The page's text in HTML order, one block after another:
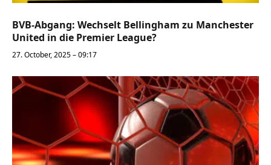
BVB-Abgang: Wechselt Bellingham zu Manchester
United in die Premier League?
27. October, 2025 – 09:17